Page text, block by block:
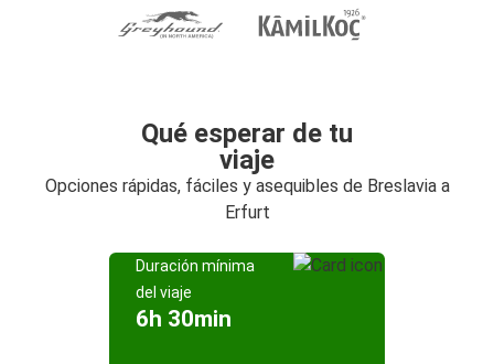
Qué esperar de tu
viaje
Opciones rápidas, fáciles y asequibles de Breslavia a
Erfurt
Duración mínima
del viaje
6h 30min